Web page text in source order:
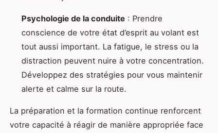
Psychologie de la conduite : Prendre
conscience de votre état d’esprit au volant est
tout aussi important. La fatigue, le stress ou la
distraction peuvent nuire à votre concentration.
Développez des stratégies pour vous maintenir
alerte et calme sur la route.
La préparation et la formation continue renforcent
votre capacité à réagir de manière appropriée face